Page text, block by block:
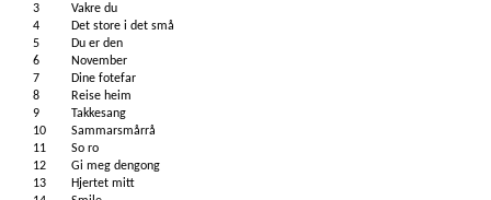
3
Vakre du
4
Det store i det små
5
Du er den
6
November
7
Dine fotefar
8
Reise heim
9
Takkesang
10
Sammarsmårrå
11
So ro
12
Gi meg dengong
13
Hjertet mitt